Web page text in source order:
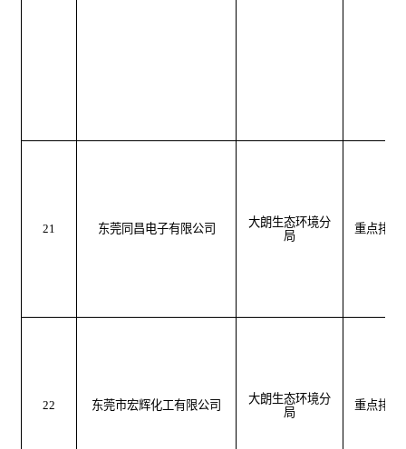
21 东莞同昌电子有限公司
大朗生态环境分
局
重点排污
22 东莞市宏辉化工有限公司
大朗生态环境分
局
重点排污